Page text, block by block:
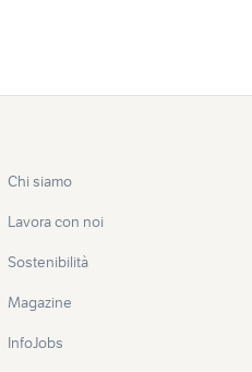
Chi siamo
Lavora con noi
Sostenibilità
Magazine
InfoJobs